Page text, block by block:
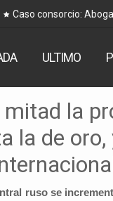
“No hay ninguna
ULTIMO
la
la de
ruso se